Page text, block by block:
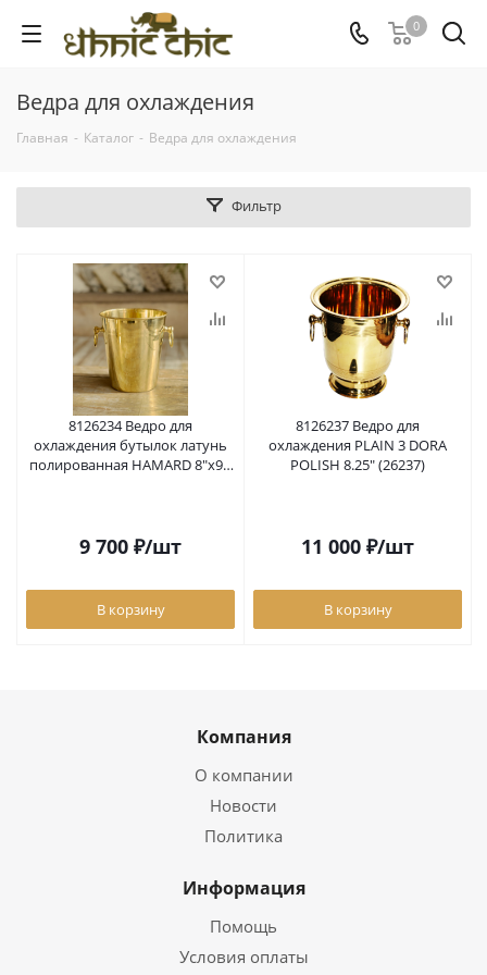
0
Ведра для охлаждения
Главная - Каталог - Ведра для охлаждения
Фильтр
8126234 Ведро для
охлаждения бутылок латунь
полированная HAMARD 8"x9";
9 700 ₽/шт
В корзину
8126237 Ведро для
охлаждения PLAIN 3 DORA
POLISH 8.25" (26237)
11 000 ₽/шт
В корзину
Компания
О компании
Новости
Политика
Информация
Помощь
Условия оплаты